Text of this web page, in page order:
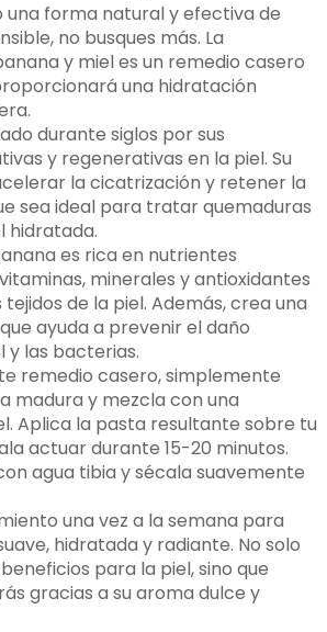
una forma natural y efectiva de
no busques más. La
y miel es un remedio casero
una hidratación
durante siglos por sus
y regenerativas en la piel. Su
la cicatrización y retener la
sea ideal para tratar quemaduras
hidratada.
es rica en nutrientes
minerales y antioxidantes
de la piel. Además, crea una
ayuda a prevenir el daño
y las bacterias.
remedio casero, simplemente
madura y mezcla con una
Aplica la pasta resultante sobre tu
actuar durante 15-20 minutos.
agua tibia y sécala suavemente
una vez a la semana para
hidratada y radiante. No solo
para la piel, sino que
gracias a su aroma dulce y